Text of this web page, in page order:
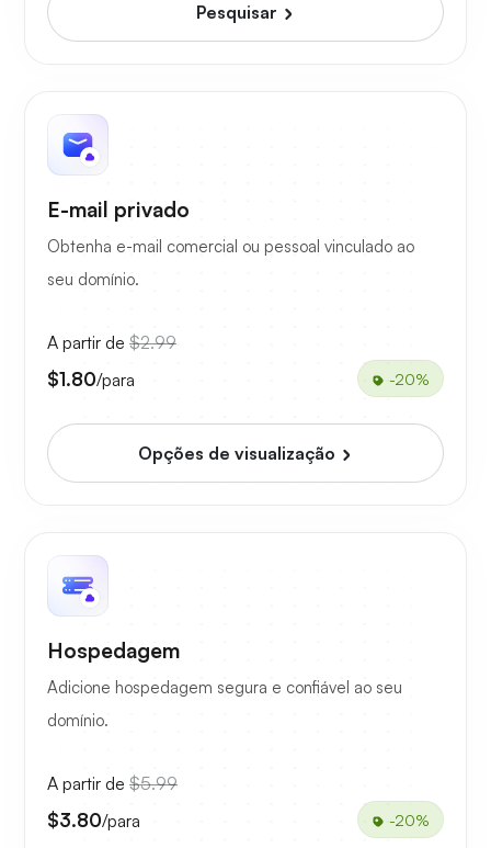
Pesquisar
E-mail privado
Obtenha e-mail comercial ou pessoal vinculado ao
seu domínio.
A partir de $2.99
$1.80/para -20%
Opções de visualização
Hospedagem
Adicione hospedagem segura e confiável ao seu
domínio.
A partir de $5.99
$3.80/para -20%